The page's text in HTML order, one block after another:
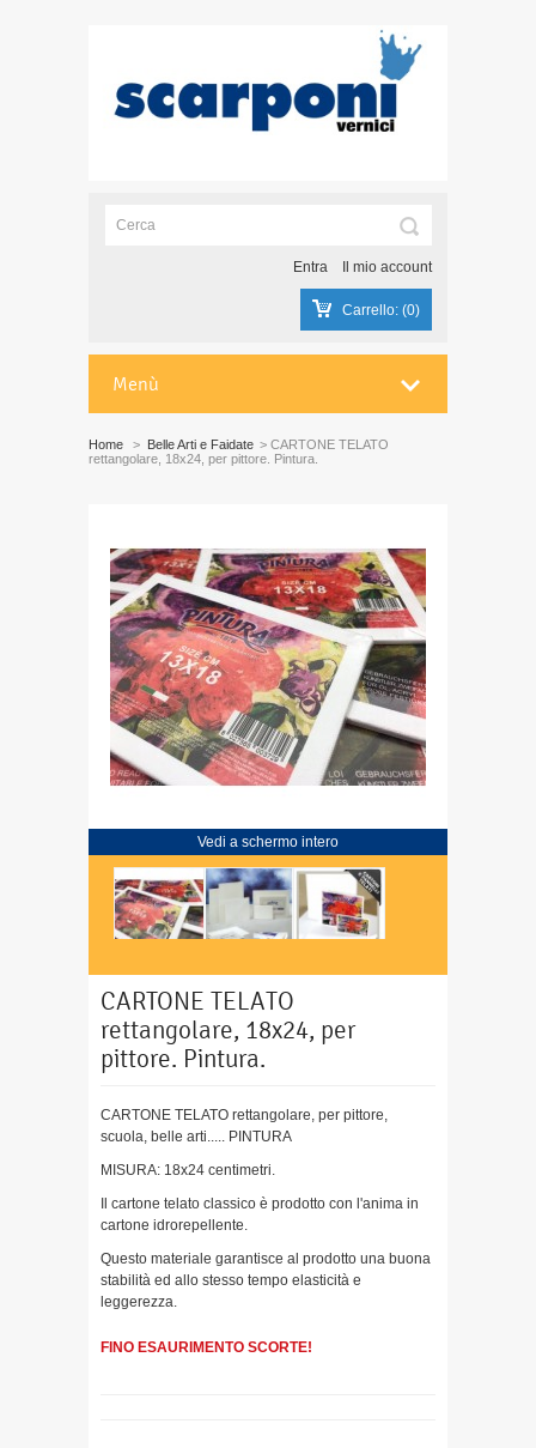
Entra Il mio account
Carrello: (0)
Menù
Home > Belle Arti e Faidate > CARTONE TELATO
rettangolare, 18x24, per pittore. Pintura.
Vedi a schermo intero
CARTONE TELATO
rettangolare, 18x24, per
pittore. Pintura.
CARTONE TELATO rettangolare, per pittore,
scuola, belle arti..... PINTURA
MISURA: 18x24 centimetri.
Il cartone telato classico è prodotto con l'anima in
cartone idrorepellente.
Questo materiale garantisce al prodotto una buona
stabilità ed allo stesso tempo elasticità e
leggerezza.
FINO ESAURIMENTO SCORTE!